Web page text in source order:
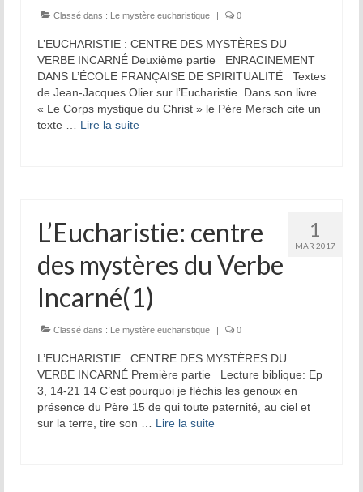
Classé dans : Le mystère eucharistique 0
L’EUCHARISTIE : CENTRE DES MYSTÈRES DU
VERBE INCARNÉ Deuxième partie ENRACINEMENT
DANS L’ÉCOLE FRANÇAISE DE SPIRITUALITÉ Textes
de Jean-Jacques Olier sur l’Eucharistie Dans son livre
« Le Corps mystique du Christ » le Père Mersch cite un
texte … Lire la suite­­
1
MAR 2017
L’Eucharistie: centre
des mystères du Verbe
Incarné(1)
Classé dans : Le mystère eucharistique 0
L’EUCHARISTIE : CENTRE DES MYSTÈRES DU
VERBE INCARNÉ Première partie Lecture biblique: Ep
3, 14-21 14 C’est pourquoi je fléchis les genoux en
présence du Père 15 de qui toute paternité, au ciel et
sur la terre, tire son … Lire la suite­­